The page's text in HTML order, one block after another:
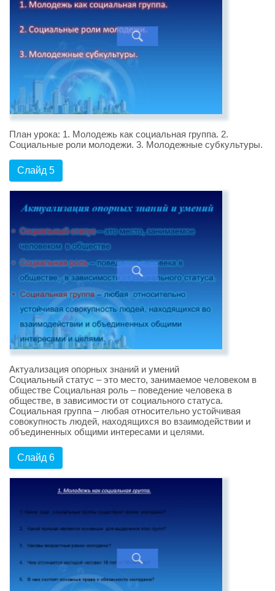
План урока: 1. Молодежь как социальная группа. 2.
Социальные роли молодежи. 3. Молодежные субкультуры.
Слайд 5
Актуализация опорных знаний и умений
Социальный статус – это место, занимаемое человеком в
обществе Социальная роль – поведение человека в
обществе, в зависимости от социального статуса.
Социальная группа – любая относительно устойчивая
совокупность людей, находящихся во взаимодействии и
объединенных общими интересами и целями.
Слайд 6